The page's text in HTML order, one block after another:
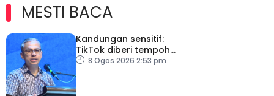
MESTI BACA
Kandungan sensitif:
TikTok diberi tempoh
perkukuh sistem
8 Ogos 2026 2:53 pm